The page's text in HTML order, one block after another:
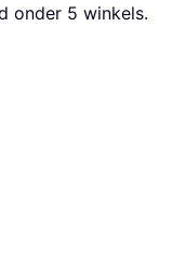
onder 5 winkels.